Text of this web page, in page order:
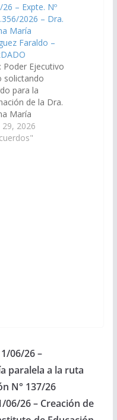
– Expte. Nº
2026 – Dra.
María
Faraldo –
Poder Ejecutivo
solictando
para la
de la Dra.
María
Faraldo, D.
12.553.519, en
2026
06/26 –
paralela a la ruta
N° 137/26
06/26 – Creación de